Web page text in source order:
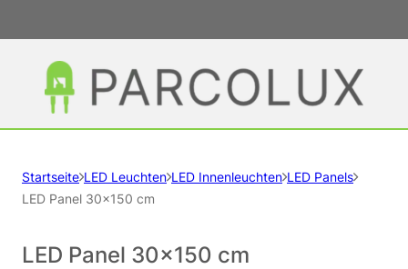
Startseite LED Leuchten LED Innenleuchten LED Panels
LED Panel 30x150 cm
LED Panel 30×150 cm